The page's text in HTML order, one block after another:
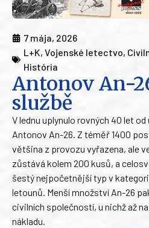
7 mája, 2026
L+K, Vojenské letectvo,
História
Antonov An-
službě
V lednu uplynulo rovných 40 let
Antonov An-26. Z téměř 1400
většina z provozu vyřazena, ale
zůstává kolem 200 kusů, a
šestý nejpočetnější typ v
letounů. Menší množství An-26
civilních společností, u nichž až
nákladu.